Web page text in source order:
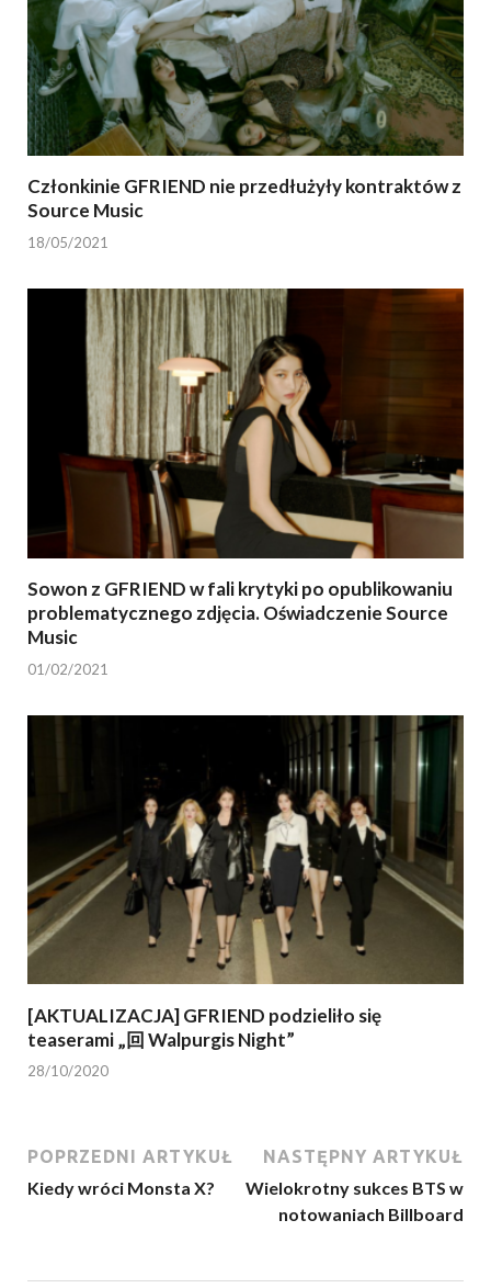
Członkinie GFRIEND nie przedłużyły kontraktów z
Source Music
18/05/2021
Sowon z GFRIEND w fali krytyki po opublikowaniu
problematycznego zdjęcia. Oświadczenie Source
Music
01/02/2021
[AKTUALIZACJA] GFRIEND podzieliło się
teaserami „回 Walpurgis Night”
28/10/2020
POPRZEDNI ARTYKUŁ
Kiedy wróci Monsta X?
NASTĘPNY ARTYKUŁ
Wielokrotny sukces BTS w
notowaniach Billboard